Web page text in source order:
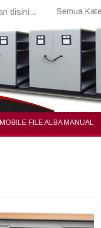
MOBILE FILE ALBA MANUAL